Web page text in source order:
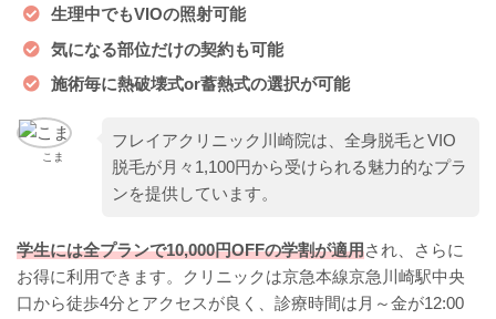
生理中でもVIOの照射可能
気になる部位だけの契約も可能
施術毎に熱破壊式or蓄熱式の選択が可能
こま
フレイアクリニック川崎院は、全身脱毛とVIO
脱毛が月々1,100円から受けられる魅力的なプラ
ンを提供しています。
学生には全プランで10,000円OFFの学割が適用され、さらに
お得に利用できます。クリニックは京急本線京急川崎駅中央
口から徒歩4分とアクセスが良く、診療時間は月～金が12:00